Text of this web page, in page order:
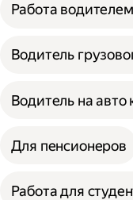
Работа
Водитель
Водитель на авто
Для пенсионеров
Работа для